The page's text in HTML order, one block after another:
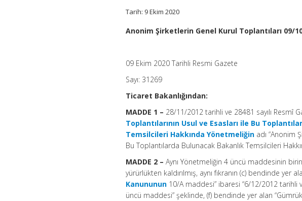
Tarih: 9 Ekim 2020
Anonim Şirketlerin Genel Kurul Toplantıları 09/
09 Ekim 2020 Tarihli Resmi Gazete
Sayı: 31269
Ticaret Bakanlığından:
MADDE 1 – 28/11/2012 tarihli ve 28481 sayılı Resmî
Toplantılarının Usul ve Esasları ile Bu
Temsilcileri Hakkında Yönetmeliğin adı “Anonim
Bu Toplantılarda Bulunacak Bakanlık Temsilcileri
MADDE 2 – Aynı Yönetmeliğin 4 üncü maddesinin
yürürlükten kaldırılmış, aynı fıkranın (c) bendinde yer
Kanununun 10/A maddesi” ibaresi “6/12/2012 tarihli
üncü maddesi” şeklinde, (f) bendinde yer alan